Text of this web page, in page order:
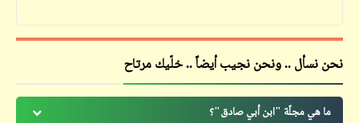
نحن نسأل .. ونحن نجيب أيضاً .. خلّيك مرتاح
ما هي مجلّة "ابن أبي صادق"؟